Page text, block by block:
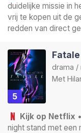
duidelijke missie in
vrij te kopen uit de
redden van direct
5
drama /
Met
Kijk op Netflix
night stand met een